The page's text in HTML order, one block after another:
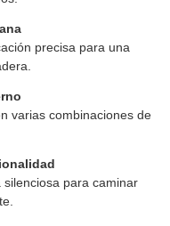
precisa para una
varias combinaciones de
para caminar